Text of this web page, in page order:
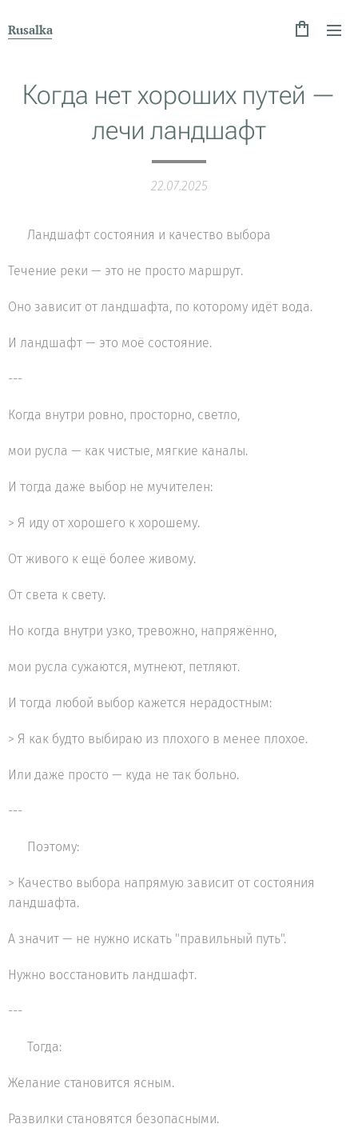
Rusalka
Когда нет хороших путей —
лечи ландшафт
22.07.2025
🌿 Ландшафт состояния и качество выбора
Течение реки — это не просто маршрут.
Оно зависит от ландшафта, по которому идёт вода.
И ландшафт — это моё состояние.
---
Когда внутри ровно, просторно, светло,
мои русла — как чистые, мягкие каналы.
И тогда даже выбор не мучителен:
> Я иду от хорошего к хорошему.
От живого к ещё более живому.
От света к свету.
Но когда внутри узко, тревожно, напряжённо,
мои русла сужаются, мутнеют, петляют.
И тогда любой выбор кажется нерадостным:
> Я как будто выбираю из плохого в менее плохое.
Или даже просто — куда не так больно.
---
📌 Поэтому:
> Качество выбора напрямую зависит от состояния
ландшафта.
А значит — не нужно искать "правильный путь".
Нужно восстановить ландшафт.
---
💧 Тогда:
Желание становится ясным.
Развилки становятся безопасными.